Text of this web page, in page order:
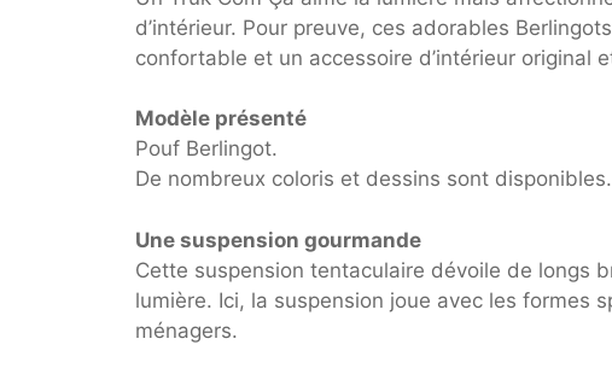
d’intérieur. Pour preuve, ces adorables
confortable et un accessoire d’intérieur original
Modèle présenté
Pouf Berlingot.
De nombreux coloris et dessins sont disponibles.
Une suspension gourmande
Cette suspension tentaculaire dévoile de longs
lumière. Ici, la suspension joue avec les formes
ménagers.